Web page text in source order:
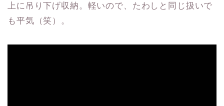
上に吊り下げ収納。軽いので、たわしと同じ扱いで
も平気（笑）。